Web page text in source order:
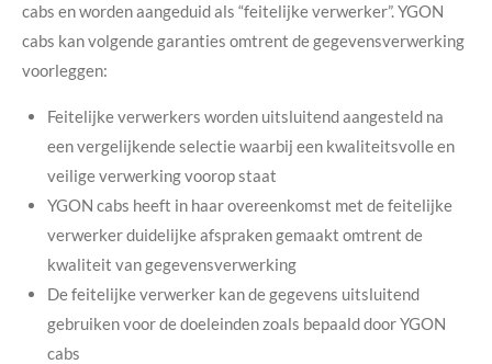
cabs en worden aangeduid als “feitelijke verwerker”. YGON
cabs kan volgende garanties omtrent de gegevensverwerking
voorleggen:
Feitelijke verwerkers worden uitsluitend aangesteld na
een vergelijkende selectie waarbij een kwaliteitsvolle en
veilige verwerking voorop staat
YGON cabs heeft in haar overeenkomst met de feitelijke
verwerker duidelijke afspraken gemaakt omtrent de
kwaliteit van gegevensverwerking
De feitelijke verwerker kan de gegevens uitsluitend
gebruiken voor de doeleinden zoals bepaald door YGON
cabs